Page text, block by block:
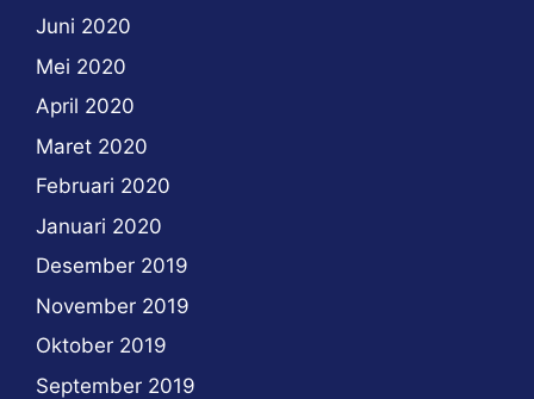
Juni 2020
Mei 2020
April 2020
Maret 2020
Februari 2020
Januari 2020
Desember 2019
November 2019
Oktober 2019
September 2019